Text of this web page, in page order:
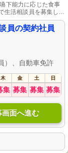
下能力に応じた食事
生活相談員を募集して
もあり、資格手当や
ため、収入も安定化
員の契約社員
）、自動車免許
木 金 土 日
集 募集 募集 募集
画面へ進む